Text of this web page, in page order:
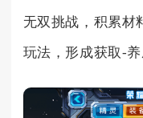
无双挑战，积累材
玩法，形成获取-养